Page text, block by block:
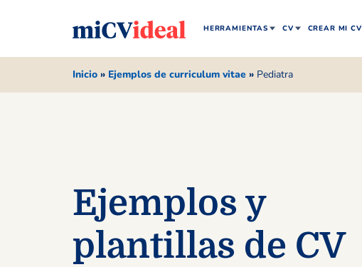
HERRAMIENTAS CV CREAR MI CV
Inicio » Ejemplos de curriculum vitae » Pediatra
Ejemplos y
plantillas de CV